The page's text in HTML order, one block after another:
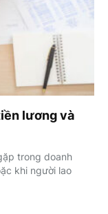
lương và
trong doanh
khi người lao